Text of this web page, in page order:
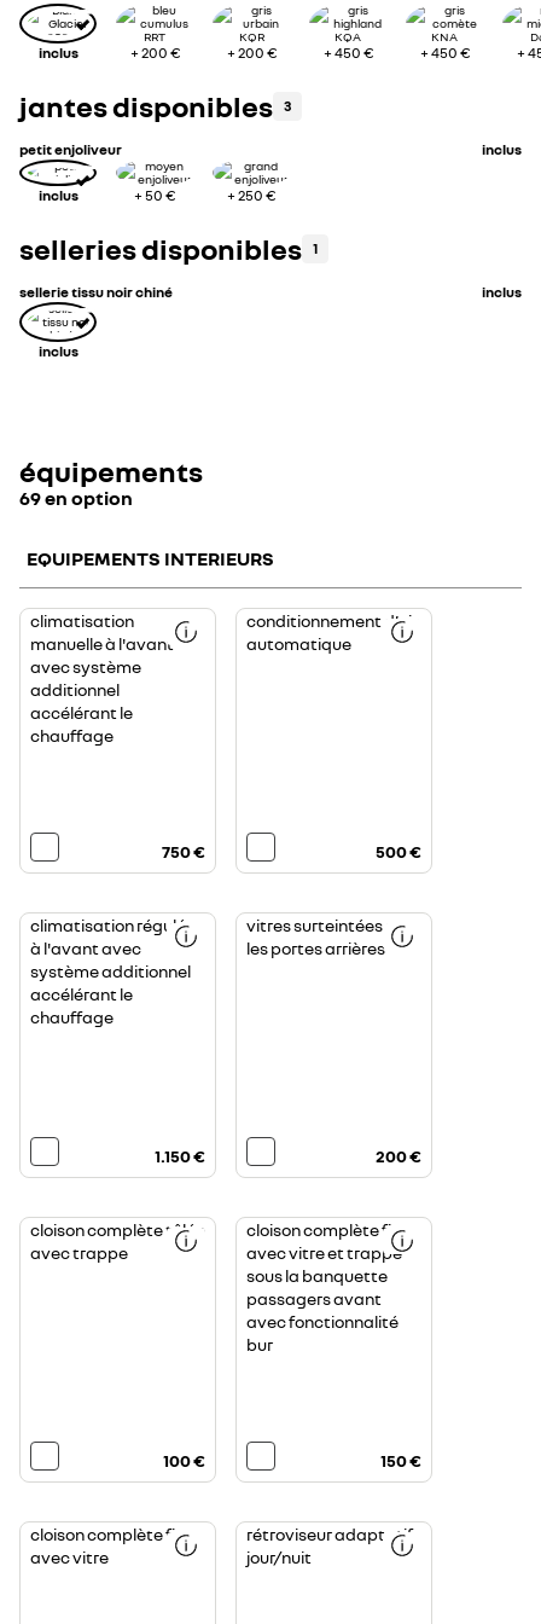
inclus +200 € +200 € +450 € +450 € +
jantes disponibles 3
petit enjoliveur inclus
inclus +50 € +250 €
selleries disponibles 1
sellerie tissu noir chiné inclus
inclus
équipements
69 en option
EQUIPEMENTS INTERIEURS
climatisation
manuelle à l'avant
avec système
additionnel
accélérant le
chauffage
750 €
conditionnement d’air
automatique
500 €
climatisation régulée
à l'avant avec
système additionnel
accélérant le
chauffage
1.150 €
vitres surteintées sur
les portes arrières
200 €
cloison complète tôlée
avec trappe
100 €
cloison complète fixe
avec vitre et trappe
sous la banquette
passagers avant
avec fonctionnalité
bur
150 €
cloison complète fixe
avec vitre
rétroviseur adaptatif
jour/nuit